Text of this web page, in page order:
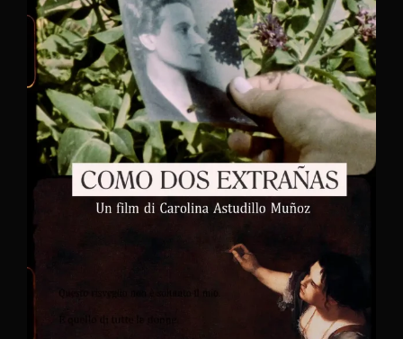
SIGN IN
Remember Me
Lost Your Password?
oltre che alla sezione